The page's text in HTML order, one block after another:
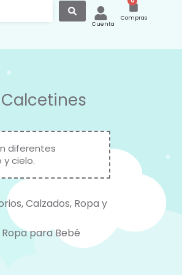
Cuenta
Compras
diferentes
cielo.
,Calzados, Ropa y
Ropa para Bebé